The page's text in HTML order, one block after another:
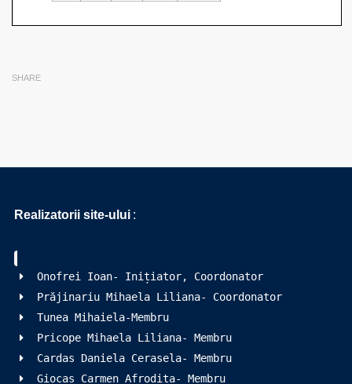
SHARE
Realizatorii site-ului :
Onofrei Ioan- Inițiator, Coordonator
Prăjinariu Mihaela Liliana- Coordonator
Tunea Mihaiela-Membru
Pricope Mihaela Liliana- Membru
Cardas Daniela Cerasela- Membru
Giocaș Carmen Afrodita- Membru